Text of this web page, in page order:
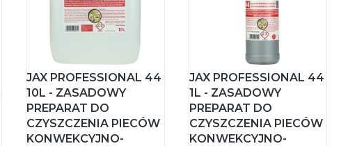
JAX PROFESSIONAL 44
10L - ZASADOWY
PREPARAT DO
CZYSZCZENIA PIECÓW
KONWEKCYJNO-
JAX PROFESSIONAL 44
1L - ZASADOWY
PREPARAT DO
CZYSZCZENIA PIECÓW
KONWEKCYJNO-